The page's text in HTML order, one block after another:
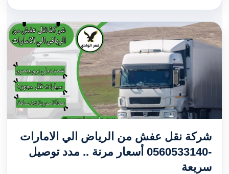
شركة نقل عفش من الرياض الي الامارات
-0560533140 أسعار مرنة .. مدد توصيل
سريعة